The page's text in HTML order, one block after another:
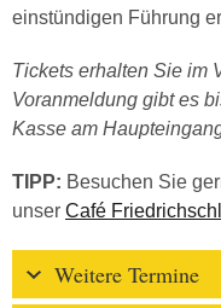
einstündigen Führung
Tickets erhalten Sie im
Voranmeldung gibt es
Kasse am
TIPP: Besuchen Sie
unser Café
Weitere Termine